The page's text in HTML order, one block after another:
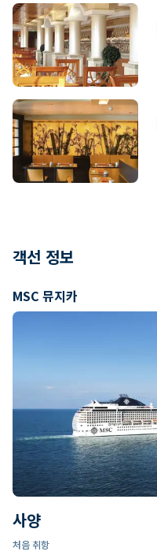
객선 정보
MSC 뮤지카
사양
처음 취항